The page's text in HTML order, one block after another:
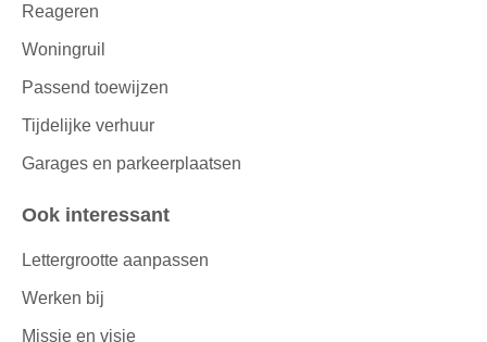
Reageren
Woningruil
Passend toewijzen
Tijdelijke verhuur
Garages en parkeerplaatsen
Ook interessant
Lettergrootte aanpassen
Werken bij
Missie en visie